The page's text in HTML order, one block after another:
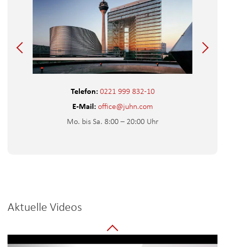
Telefon: 0221 999 832-10
E-Mail: office@juhn.com
Mo. bis Sa. 8:00 – 20:00 Uhr
Aktuelle Videos